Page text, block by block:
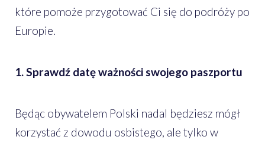
które pomoże przygotować Ci się do podróży po
Europie.
1. Sprawdź datę ważności swojego paszportu
Będąc obywatelem Polski nadal będziesz mógł
korzystać z dowodu osbistego, ale tylko w